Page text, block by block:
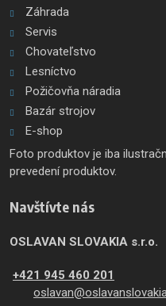
Záhrada
Servis
Chovateľstvo
Lesníctvo
Požičovňa náradia
Bazár strojov
E-shop
Foto produktov je iba
prevedení produktov.
Navštívte nás
OSLAVAN SLOVAKIA s.r.o.
+421 945 460 201